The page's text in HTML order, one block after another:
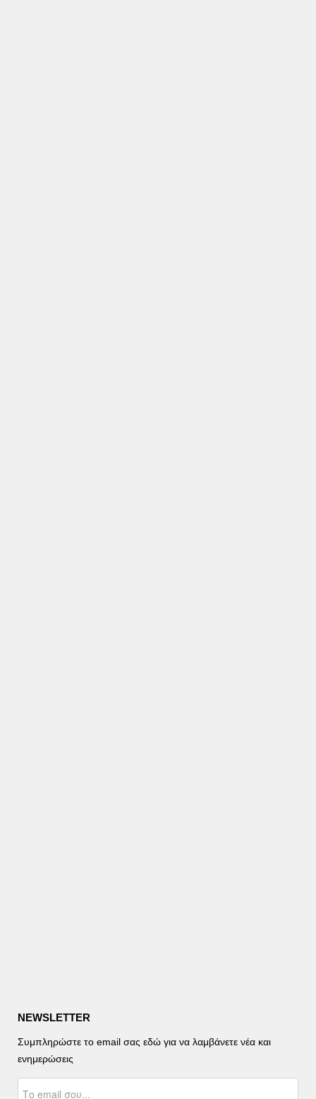
NEWSLETTER
Συμπληρώστε το email σας εδώ για να λαμβάνετε νέα και
ενημερώσεις